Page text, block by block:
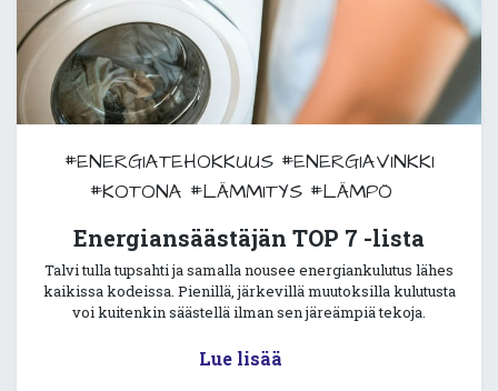
#ENERGIATEHOKKUUS #ENERGIAVINKKI
#KOTONA #LÄMMITYS #LÄMPÖ
Energiansäästäjän TOP 7 -lista
Talvi tulla tupsahti ja samalla nousee energiankulutus lähes
kaikissa kodeissa. Pienillä, järkevillä muutoksilla kulutusta
voi kuitenkin säästellä ilman sen järeämpiä tekoja.
Lue lisää